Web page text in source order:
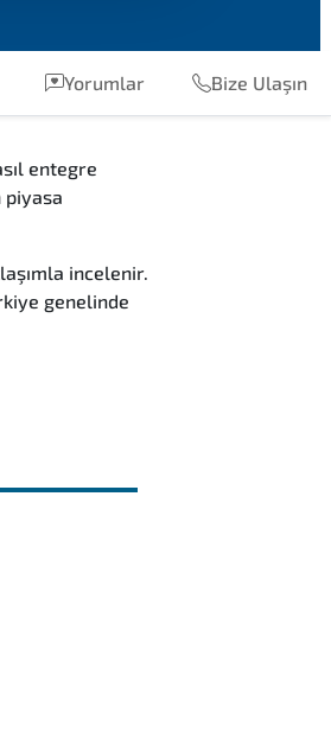
Yorumlar Bize Ulaşın
entegre
piyasa
incelenir.
genelinde